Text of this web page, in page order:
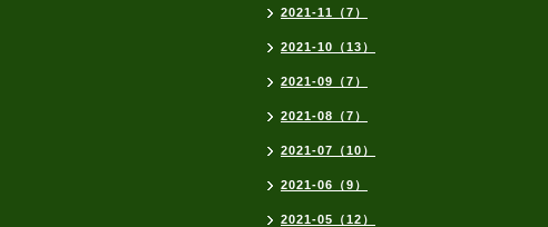
2021-11（7）
2021-10（13）
2021-09（7）
2021-08（7）
2021-07（10）
2021-06（9）
2021-05（12）